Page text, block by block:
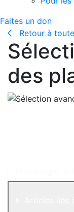
Faites un don
Retour à
des